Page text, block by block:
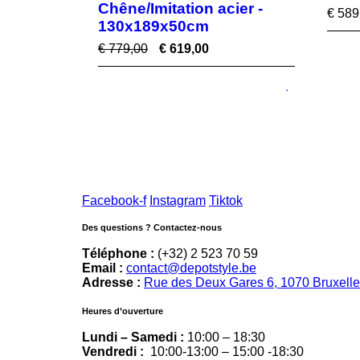
Chêne/Imitation acier -
130x189x50cm
€779,00 € 619,00
€
Facebook-f Instagram Tiktok
Des questions ? Contactez-nous
Téléphone : (+32) 2 523 70 59
Email : contact@depotstyle.be
Adresse : Rue des Deux Gares 6, 1070
Heures d’ouverture
Lundi – Samedi : 10:00 – 18:30
Vendredi : 10:00-13:00 – 15:00 -18:30